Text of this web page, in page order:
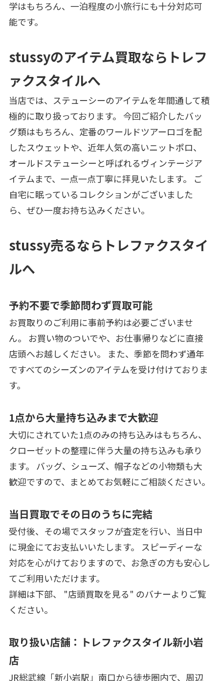
学はもちろん、一泊程度の小旅行にも十分対応可
能です。
stussyのアイテム買取ならトレフ
ァクスタイルへ
当店では、ステューシーのアイテムを年間通して積
極的に取り扱っております。 今回ご紹介したバッ
グ類はもちろん、定番のワールドツアーロゴを配
したスウェットや、近年人気の高いニットポロ、
オールドステューシーと呼ばれるヴィンテージア
イテムまで、一点一点丁寧に拝見いたします。 ご
自宅に眠っているコレクションがございました
ら、ぜひ一度お持ち込みください。
stussy売るならトレファクスタイ
ルへ
予約不要で季節問わず買取可能
お買取りのご利用に事前予約は必要ございませ
ん。 お買い物のついでや、お仕事帰りなどに直接
店頭へお越しください。 また、季節を問わず通年
ですべてのシーズンのアイテムを受け付けておりま
す。
1点から大量持ち込みまで大歓迎
大切にされていた1点のみの持ち込みはもちろん、
クローゼットの整理に伴う大量の持ち込みも承り
ます。 バッグ、シューズ、帽子などの小物類も大
歓迎ですので、まとめてお気軽にご相談ください。
当日買取でその日のうちに完結
受付後、その場でスタッフが査定を行い、当日中
に現金にてお支払いいたします。 スピーディーな
対応を心がけておりますので、お急ぎの方も安心し
てご利用いただけます。
詳細は下部、 "店頭買取を見る" のバナーよりご覧
ください。
取り扱い店舗：トレファクスタイル新小岩
店
JR総武線「新小岩駅」南口から徒歩圏内で、周辺